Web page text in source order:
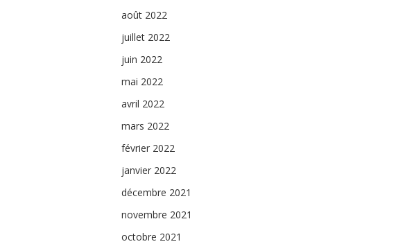
août 2022
juillet 2022
juin 2022
mai 2022
avril 2022
mars 2022
février 2022
janvier 2022
décembre 2021
novembre 2021
octobre 2021